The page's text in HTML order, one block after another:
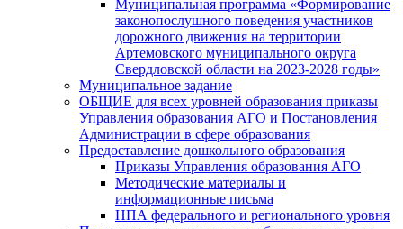
Муниципальная программа «Формирование
законопослушного поведения участников
дорожного движения на территории
Артемовского муниципального округа
Свердловской области на 2023-2028 годы»
Муниципальное задание
ОБЩИЕ для всех уровней образования приказы
Управления образования АГО и Постановления
Администрации в сфере образования
Предоставление дошкольного образования
Приказы Управления образования АГО
Методические материалы и
информационные письма
НПА федерального и регионального уровня